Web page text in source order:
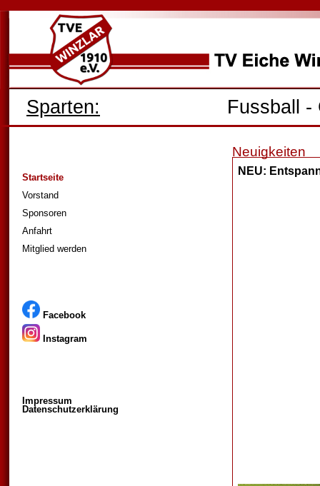
Sparten: Fussball -
Startseite
Vorstand
Sponsoren
Anfahrt
Mitglied werden
Facebook
Instagram
Impressum
Datenschutzerklärung
Neuigkeiten
NEU: